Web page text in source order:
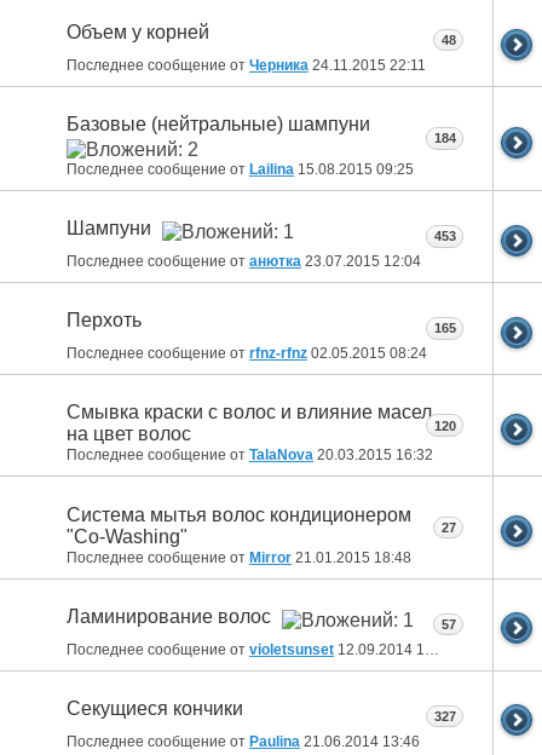
Объем у корней
Последнее сообщение от Черника 24.11.2015 22:11
48
Базовые (нейтральные) шампуни
Последнее сообщение от Lailina 15.08.2015 09:25
184
Шампуни
Последнее сообщение от анютка 23.07.2015 12:04
453
Перхоть
Последнее сообщение от rfnz-rfnz 02.05.2015 08:24
165
Смывка краски с волос и влияние масел
на цвет волос
Последнее сообщение от TalaNova 20.03.2015 16:32
120
Система мытья волос кондиционером
"Co-Washing"
Последнее сообщение от Mirror 21.01.2015 18:48
27
Ламинирование волос
Последнее сообщение от violetsunset 12.09.2014 14:08
57
Секущиеся кончики
Последнее сообщение от Paulina 21.06.2014 13:46
327